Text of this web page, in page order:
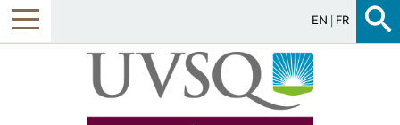
EN FR